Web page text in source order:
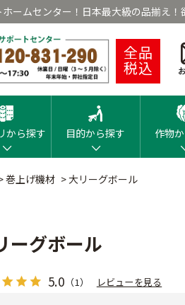
ームセンター！日本最大級の品揃え！
全品
税込
から探す 目的から探す 作物
巻上げ機材 >大リーグボール
ーグボール
5.0 （1） レビューを見る